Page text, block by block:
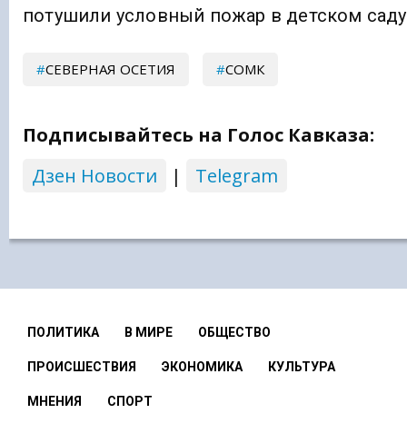
потушили условный пожар в детском
СЕВЕРНАЯ ОСЕТИЯ СОМК
Подписывайтесь на Голос Кавказа:
Дзен Новости
| Telegram
ПОЛИТИКА В МИРЕ ОБЩЕСТВО
ПРОИСШЕСТВИЯ ЭКОНОМИКА КУЛЬТУРА
МНЕНИЯ СПОРТ